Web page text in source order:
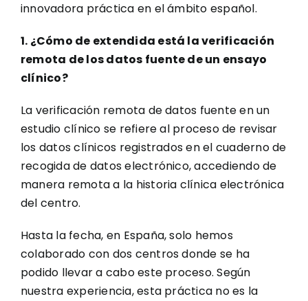
innovadora práctica en el ámbito español.
1. ¿Cómo de extendida está la verificación
remota de los datos fuente de un ensayo
clínico?
La verificación remota de datos fuente en un
estudio clínico se refiere al proceso de revisar
los datos clínicos registrados en el cuaderno de
recogida de datos electrónico, accediendo de
manera remota a la historia clínica electrónica
del centro.
Hasta la fecha, en España, solo hemos
colaborado con dos centros donde se ha
podido llevar a cabo este proceso. Según
nuestra experiencia, esta práctica no es la